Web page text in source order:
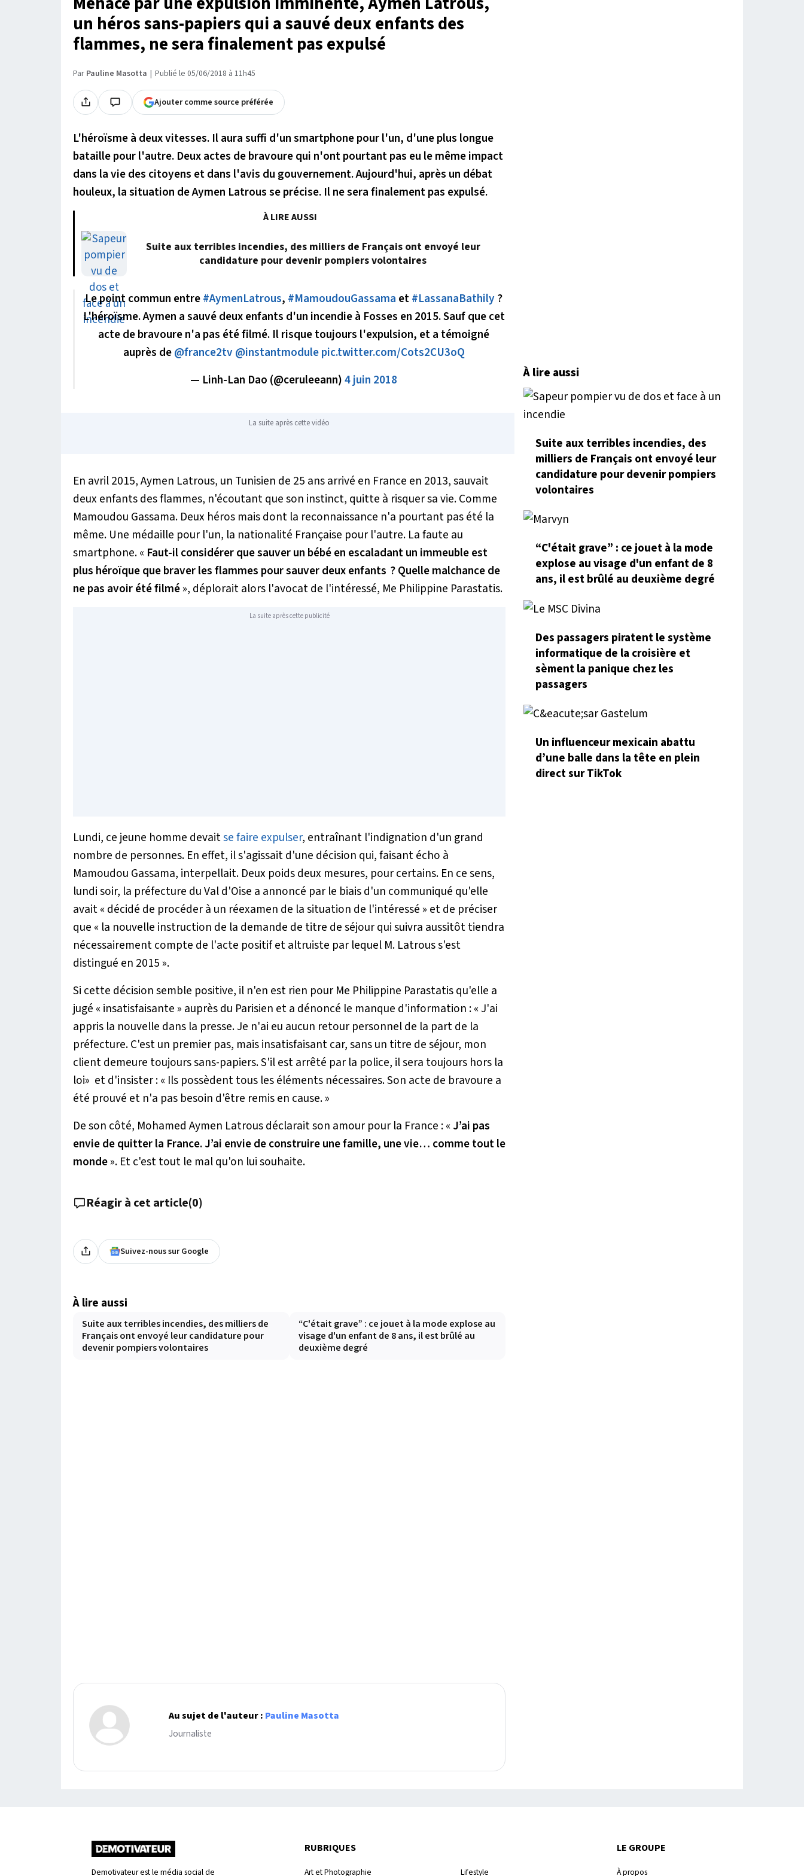
un héros sans-papiers qui a sauvé deux enfants des
flammes, ne sera finalement pas expulsé
Par Pauline Masotta Publié le 05/06/2018 à 11h45
Ajouter comme source préférée
L'héroïsme à deux vitesses. Il aura suffi d'un smartphone pour l'un, d'une plus longue
bataille pour l'autre. Deux actes de bravoure qui n'ont pourtant pas eu le même impact
dans la vie des citoyens et dans l'avis du gouvernement. Aujourd'hui, après un débat
houleux, la situation de Aymen Latrous se précise. Il ne sera finalement pas expulsé.
À LIRE AUSSI
Suite aux terribles incendies, des milliers de Français ont envoyé leur
candidature pour devenir pompiers volontaires
Le point commun entre#AymenLatrous, #MamoudouGassama et#LassanaBathily?
L'héroïsme. Aymen a sauvé deux enfants d'un incendie à Fosses en 2015. Sauf que cet
acte de bravoure n'a pas été filmé. Il risque toujours l'expulsion, et a témoigné
auprès de@france2tv@instantmodulepic.twitter.com/Cots2CU3oQ
— Linh-Lan Dao (@ceruleeann)4 juin 2018
La suite après cette vidéo
En avril 2015, Aymen Latrous, un Tunisien de 25 ans arrivé en France en 2013, sauvait
deux enfants des flammes, n'écoutant que son instinct, quitte à risquer sa vie. Comme
Mamoudou Gassama. Deux héros mais dont la reconnaissance n'a pourtant pas été la
même. Une médaille pour l'un, la nationalité Française pour l'autre. La faute au
smartphone. « Faut-il considérer que sauver un bébé en escaladant un immeuble est
plus héroïque que braver les flammes pour sauver deux enfants ? Quelle malchance de
ne pas avoir été filmé», déplorait alors l'avocat de l'intéressé, Me Philippine Parastatis.
La suite après cette publicité
Lundi, ce jeune homme devaitse faire expulser, entraînant l'indignation d'un grand
nombre de personnes. En effet, il s'agissait d'une décision qui, faisant écho à
Mamoudou Gassama, interpellait. Deux poids deux mesures, pour certains. En ce sens,
lundi soir, la préfecture du Val d'Oise a annoncé par le biais d'un communiqué qu'elle
avait « décidé de procéder à un réexamen de la situation de l'intéressé » et de préciser
que « la nouvelle instruction de la demande de titre de séjour qui suivra aussitôt tiendra
nécessairement compte de l'acte positif et altruiste par lequel M. Latrous s'est
distingué en 2015 ».
Si cette décision semble positive, il n'en est rien pour Me Philippine Parastatis qu'elle a
jugé « insatisfaisante » auprès du Parisien et a dénoncé le manque d'information : « J'ai
appris la nouvelle dans la presse. Je n'ai eu aucun retour personnel de la part de la
préfecture. C'est un premier pas, mais insatisfaisant car, sans un titre de séjour, mon
client demeure toujours sans-papiers. S'il est arrêté par la police, il sera toujours hors la
loi» et d'insister :« Ils possèdent tous les éléments nécessaires. Son acte de bravoure a
été prouvé et n'a pas besoin d'être remis en cause.»
De son côté, Mohamed Aymen Latrous déclarait son amour pour la France : « J’ai pas
envie de quitter la France. J’ai envie de construire une famille, une vie… comme tout le
monde». Et c'est tout le mal qu'on lui souhaite.
Réagir à cet article(0)
Suivez-nous sur Google
À lire aussi
Suite aux terribles incendies, des milliers de
Français ont envoyé leur candidature pour
devenir pompiers volontaires
“C'était grave” : ce jouet à la mode explose au
visage d'un enfant de 8 ans, il est brûlé au
deuxième degré
Au sujet de l'auteur : Pauline Masotta
Journaliste
À lire aussi
Suite aux terribles incendies, des
milliers de Français ont envoyé leur
candidature pour devenir pompiers
volontaires
“C'était grave” : ce jouet à la mode
explose au visage d'un enfant de 8
ans, il est brûlé au deuxième degré
Des passagers piratent le système
informatique de la croisière et
sèment la panique chez les
passagers
Un influenceur mexicain abattu
d’une balle dans la tête en plein
direct sur TikTok
Demotivateur est le média social de
RUBRIQUES
Art et Photographie Lifestyle
LE GROUPE
À propos